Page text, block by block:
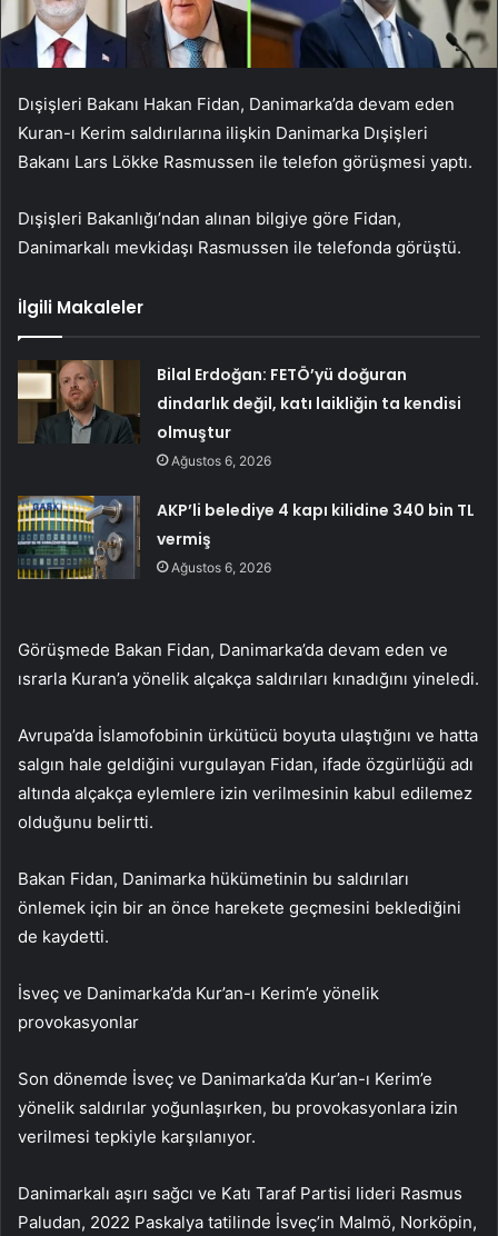
Dışişleri Bakanı Hakan Fidan, Danimarka’da devam eden
Kuran-ı Kerim saldırılarına ilişkin Danimarka Dışişleri
Bakanı Lars Lökke Rasmussen ile telefon görüşmesi yaptı.
Dışişleri Bakanlığı’ndan alınan bilgiye göre Fidan,
Danimarkalı mevkidaşı Rasmussen ile telefonda görüştü.
İlgili Makaleler
Bilal Erdoğan: FETÖ’yü doğuran
dindarlık değil, katı laikliğin ta kendisi
olmuştur
Ağustos 6, 2026
AKP’li belediye 4 kapı kilidine 340 bin TL
vermiş
Ağustos 6, 2026
Görüşmede Bakan Fidan, Danimarka’da devam eden ve
ısrarla Kuran’a yönelik alçakça saldırıları kınadığını yineledi.
Avrupa’da İslamofobinin ürkütücü boyuta ulaştığını ve hatta
salgın hale geldiğini vurgulayan Fidan, ifade özgürlüğü adı
altında alçakça eylemlere izin verilmesinin kabul edilemez
olduğunu belirtti.
Bakan Fidan, Danimarka hükümetinin bu saldırıları
önlemek için bir an önce harekete geçmesini beklediğini
de kaydetti.
İsveç ve Danimarka’da Kur’an-ı Kerim’e yönelik
provokasyonlar
Son dönemde İsveç ve Danimarka’da Kur’an-ı Kerim’e
yönelik saldırılar yoğunlaşırken, bu provokasyonlara izin
verilmesi tepkiyle karşılanıyor.
Danimarkalı aşırı sağcı ve Katı Taraf Partisi lideri Rasmus
Paludan, 2022 Paskalya tatilinde İsveç’in Malmö, Norköpin,